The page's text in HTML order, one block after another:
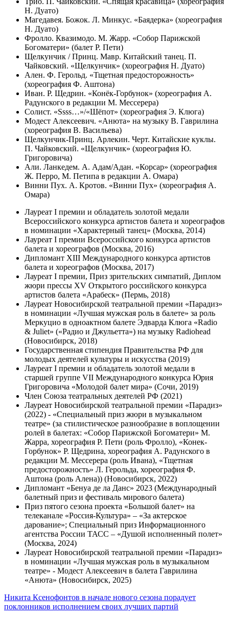
Н. Дуато)
Магедавея. Божок. Л. Минкус. «Баядерка» (хореография
Н. Дуато)
Фролло. Квазимодо. М. Жарр. «Собор Парижской
Богоматери» (балет Р. Пети)
Щелкунчик / Принц. Мавр. Китайский танец. П.
Чайковский. «Щелкунчик» (хореография Н. Дуато)
Ален. Ф. Герольд. «Тщетная предосторожность»
(хореография Ф. Аштона)
Иван. Р. Щедрин. «Конёк-Горбунок» (хореография А.
Радунского в редакции М. Мессерера)
Солист. «Ssss…»/«Шёпот» (хореография Э. Клюга)
Модест Алексеевич. «Анюта» на музыку В. Гаврилина
(хореография В. Васильева)
Щелкунчик-Принц. Арлекин. Черт. Китайские куклы.
П. Чайковский. «Щелкунчик» (хореография Ю.
Григоровича)
Али. Ланкедем. А. Адам/Адан. «Корсар» (хореография
Ж. Перро, М. Петипа в редакции А. Омара)
Винни Пух. А. Кротов. «Винни Пух» (хореография А.
Омара)
Лауреат I премии и обладатель золотой медали
Всероссийского конкурса артистов балета и хореографов
в номинации «Характерный танец» (Москва, 2014)
Лауреат I премии Всероссийского конкурса артистов
балета и хореографов (Москва, 2016)
Дипломант XIII Международного конкурса артистов
балета и хореографов (Москва, 2017)
Лауреат I премии, Приз зрительских симпатий, Диплом
жюри прессы XV Открытого российского конкурса
артистов балета «Арабеск» (Пермь, 2018)
Лауреат Новосибирской театральной премии «Парадиз»
в номинации «Лучшая мужская роль в балете» за роль
Меркуцио в одноактном балете Эдварда Клюга «Radio
& Juliet» («Радио и Джульетта») на музыку Radiohead
(Новосибирск, 2018)
Государственная стипендия Правительства РФ для
молодых деятелей культуры и искусства (2019)
Лауреат I премии и обладатель золотой медали в
старшей группе VII Международного конкурса Юрия
Григоровича «Молодой балет мира» (Сочи, 2019)
Член Союза театральных деятелей РФ (2021)
Лауреат Новосибирской театральной премии «Парадиз»
(2022) - «Специальный приз жюри в музыкальном
театре» (за стилистическое разнообразие в воплощении
ролей в балетах: «Собор Парижской Богоматери» М.
Жарра, хореография Р. Пети (роль Фролло), «Конек-
Горбунок» Р. Щедрина, хореография А. Радунского в
редакции М. Мессерера (роль Ивана), «Тщетная
предосторожность» Л. Герольда, хореография Ф.
Аштона (роль Алена)) (Новосибирск, 2022)
Дипломант «Бенуа де ла Данс» 2023 (Международный
балетный приз и фестиваль мирового балета)
Приз пятого сезона проекта «Большой балет» на
телеканале «Россия-Культура» – «За актерское
дарование»; Специальный приз Информационного
агентства России ТАСС – «Душой исполненный полет»
(Москва, 2024)
Лауреат Новосибирской театральной премии «Парадиз»
в номинации «Лучшая мужская роль в музыкальном
театре» - Модест Алексеевич в балета Гаврилина
«Анюта» (Новосибирск, 2025)
Никита Ксенофонтов в начале нового сезона порадует
поклонников исполнением своих лучших партий